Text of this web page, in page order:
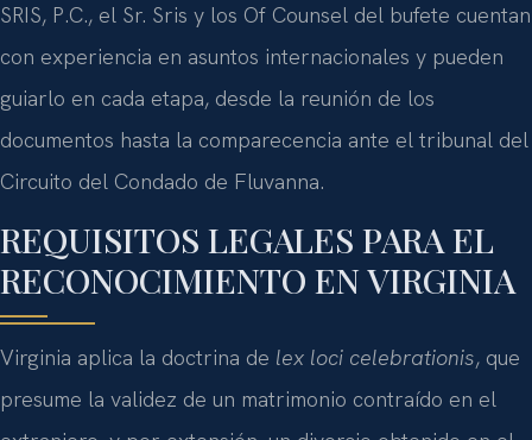
SRIS, P.C., el Sr. Sris y los Of Counsel del bufete cuentan
con experiencia en asuntos internacionales y pueden
guiarlo en cada etapa, desde la reunión de los
documentos hasta la comparecencia ante el tribunal del
Circuito del Condado de Fluvanna.
REQUISITOS LEGALES PARA EL
RECONOCIMIENTO EN VIRGINIA
Virginia aplica la doctrina de lex loci celebrationis, que
presume la validez de un matrimonio contraído en el